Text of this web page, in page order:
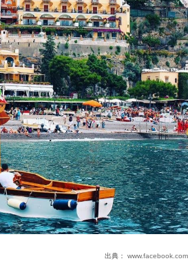
出典： www.facebook.com